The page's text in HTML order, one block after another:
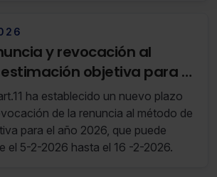
la navegación.
de las cookies
y revocación al
objetiva para el
ha establecido un nuevo plazo
de la renuncia al método de
para el año 2026, que puede
el 5-2-2026 hasta el 16 -2-2026.